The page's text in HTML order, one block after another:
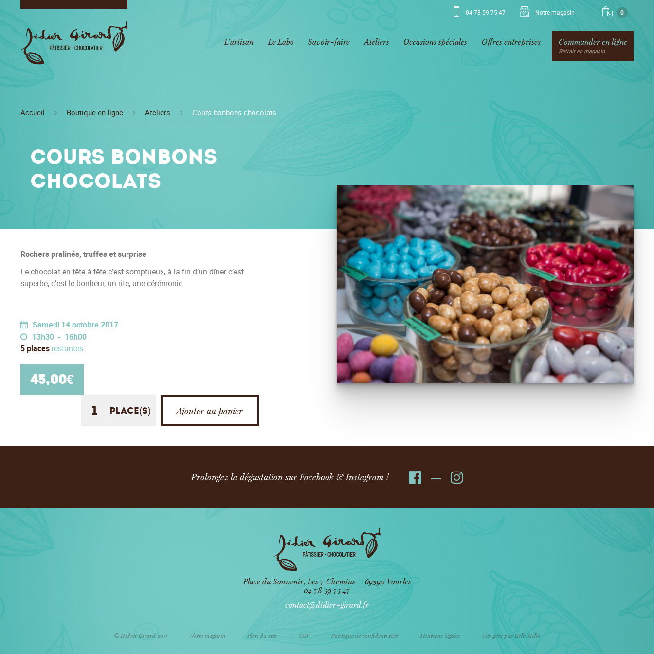
0
04 78 59 75 47 Notre magasin
L’artisan Le Labo Savoir-faire Ateliers Occasions spéciales Offres entreprises Commander en ligne
Retrait en magasin
Accueil Boutique en ligne Ateliers Cours bonbons chocolats
Cours bonbons
chocolats
Rochers pralinés, truffes et surprise
Le chocolat en tête à tête c’est somptueux, à la fin d’un dîner c’est
superbe, c’est le bonheur, un rite, une cérémonie
Samedi 14 octobre 2017
13h30 - 16h00
5 places restantes
45,00€
place(s) Ajouter au panier
Prolongez la dégustation sur Facebook & Instagram !
Place du Souvenir, Les 7 Chemins – 69390 Vourles
04 78 59 75 47
contact@didier-girard.fr
© Didier Girard 2017 Notre magasin Plan du site CGV Politique de confidentialité Mentions légales Site géré par Helli Hello